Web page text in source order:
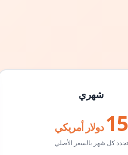
شهري
15 دولار أمريكي
تجدد كل شهر بالسعر الأصلي